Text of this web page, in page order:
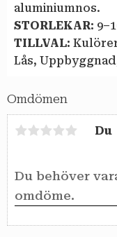
aluminiumnos.
STORLEKAR:
TILLVAL:
Lås,
Omdömen
Du